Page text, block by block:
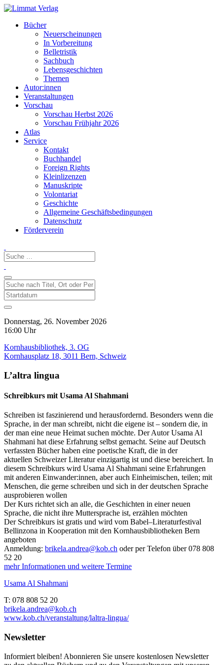
Bücher
Neuerscheinungen
In Vorbereitung
Belletristik
Sachbuch
Lebensgeschichten
Themen
Autor:innen
Veranstaltungen
Vorschau
Vorschau Herbst 2026
Vorschau Frühjahr 2026
Atlas
Service
Kontakt
Buchhandel
Foreign Rights
Kleinlizenzen
Manuskripte
Volontariat
Geschichte
Allgemeine Geschäftsbedingungen
Datenschutz
Förderverein
Donnerstag, 26. November 2026
16:00 Uhr
Kornhausbibliothek, 3. OG
Kornhausplatz 18, 3011 Bern, Schweiz
L’altra lingua
Schreibkurs mit Usama Al Shahmani
Schreiben ist faszinierend und herausfordernd. Besonders wenn die
Sprache, in der man schreibt, nicht die eigene ist – sondern die, in
der man eine neue Heimat suchen möchte. Der Autor Usama Al
Shahmani hat diese Erfahrung selbst gemacht. Seine auf Deutsch
verfassten Bücher haben eine poetische Kraft, die in der
aktuellen Schweizer Literatur einzigartig ist und diese bereichert. In
diesem Schreibkurs wird Usama Al Shahmani seine Erfahrungen
mit anderen Einwander:innen, aber auch Einheimischen, teilen; mit
Menschen, die gerne schreiben und sich in der deutschen Sprache
ausprobieren wollen
Der Kurs richtet sich an alle, die Geschichten in einer neuen
Sprache, die nicht ihre Muttersprache ist, erzählen möchten
Der Schreibkurs ist gratis und wird vom Babel–Literaturfestival
Bellinzona in Kooperation mit den Kornhausbibliotheken Bern
angeboten
Anmeldung: brikela.andrea@kob.ch oder per Telefon über 078 808
52 20
mehr Informationen und weitere Termine
Usama Al Shahmani
T: 078 808 52 20
brikela.andrea@kob.ch
www.kob.ch/veranstaltung/laltra-lingua/
Newsletter
Informiert bleiben! Abonnieren Sie unsere kostenlosen Newsletter